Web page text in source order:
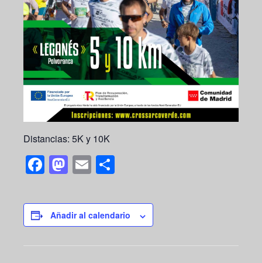
Distancias: 5K y 10K
F
c
e
M
st
o
E
ailar
e
Añadir al calendario